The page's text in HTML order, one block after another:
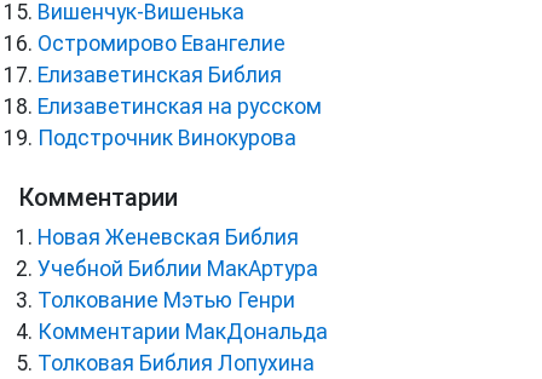
Вишенчук-Вишенька
Остромирово Евангелие
Елизаветинская Библия
Елизаветинская на русском
Подстрочник Винокурова
Комментарии
Новая Женевская Библия
Учебной Библии МакАртура
Толкование Мэтью Генри
Комментарии МакДональда
Толковая Библия Лопухина